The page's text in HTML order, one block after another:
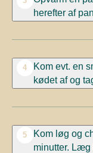
herefter af
4
Kom evt. en
kødet af og
5
Kom løg og
minutter. Læg